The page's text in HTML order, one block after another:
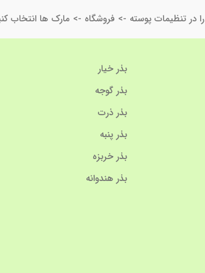
را در تنظیمات پوسته -> فروشگاه -> مارک ها انتخاب
بذر خیار
بذر گوجه
بذر ذرت
بذر پنبه
بذر خربزه
بذر هندوانه